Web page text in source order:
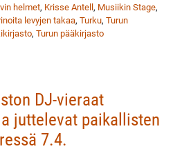
helmet, Krisse Antell , Musiikin Stage,
levyjen takaa, Turku, Turun
, Turun pääkirjasto
DJ-vieraat
juttelevat paikallisten
7.4.